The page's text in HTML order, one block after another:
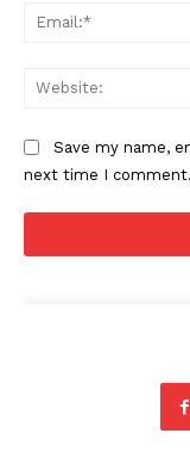
Save my name,
next time I comment.